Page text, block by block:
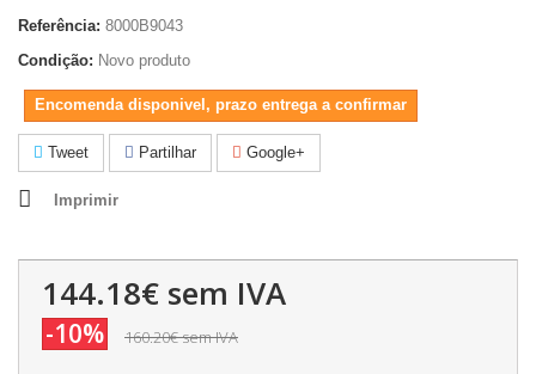
Referência: 8000B9043
Condição: Novo produto
Encomenda disponivel, prazo entrega a confirmar
Tweet Partilhar Google+
Imprimir
144.18€ sem IVA
-10% 160.20€sem IVA